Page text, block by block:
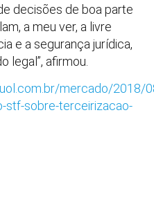
decisões de boa parte
a meu ver, a livre
e a segurança jurídica,
legal”, afirmou.
mercado/2018/
stf-sobre-terceirizacao-